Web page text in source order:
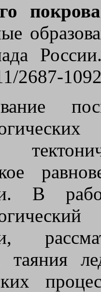
2687-
В
таяния